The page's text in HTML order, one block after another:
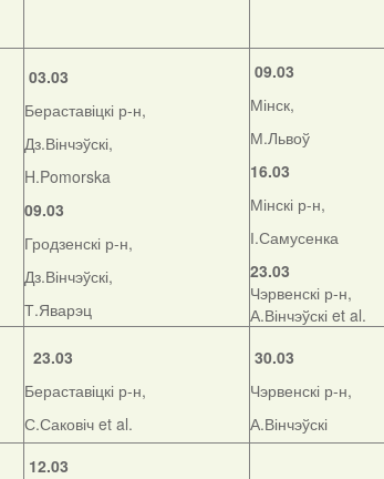
03.03
Бераставіцкі р-н,
Дз.Вінчэўскі,
H.Pomorska
09.03
Гродзенскі р-н,
Дз.Вінчэўскі,
Т.Яварэц
09.03
Мінск,
М.Львоў
16.03
Мінскі р-н,
І.Самусенка
23.03
Чэрвенскі р-н,
А.Вінчэўскі et al.
23.03
Бераставіцкі р-н,
С.Саковіч et al.
30.03
Чэрвенскі р-н,
А.Вінчэўскі
12.03